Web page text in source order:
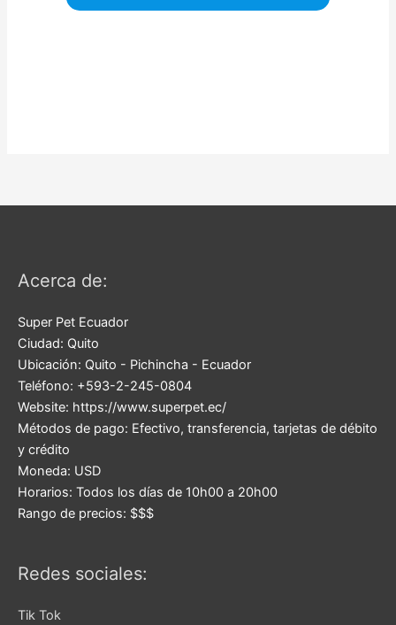
Acerca de:
Super Pet Ecuador
Ciudad: Quito
Ubicación: Quito - Pichincha - Ecuador
Teléfono: +593-2-245-0804
Website: https://www.superpet.ec/
Métodos de pago: Efectivo, transferencia, tarjetas de débito
y crédito
Moneda: USD
Horarios: Todos los días de 10h00 a 20h00
Rango de precios: $$$
Redes sociales:
Tik Tok